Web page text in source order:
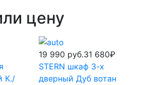
цену
К./
19 990 руб.31 680₽
STERN шкаф 3-х
дверный Дуб вотан